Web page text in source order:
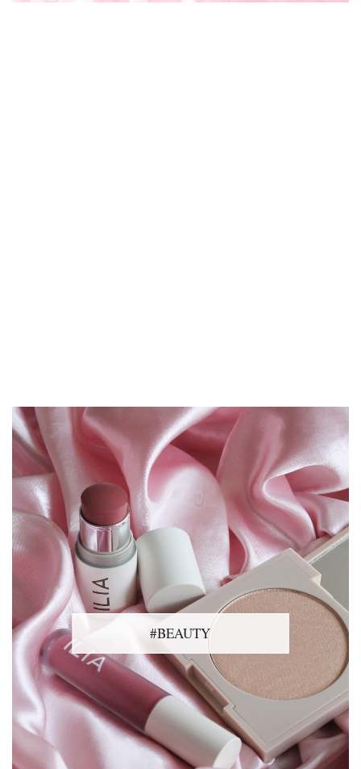
#BEAUTY